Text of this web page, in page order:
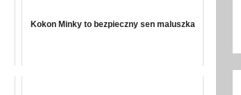
Kokon Minky to bezpieczny sen maluszka